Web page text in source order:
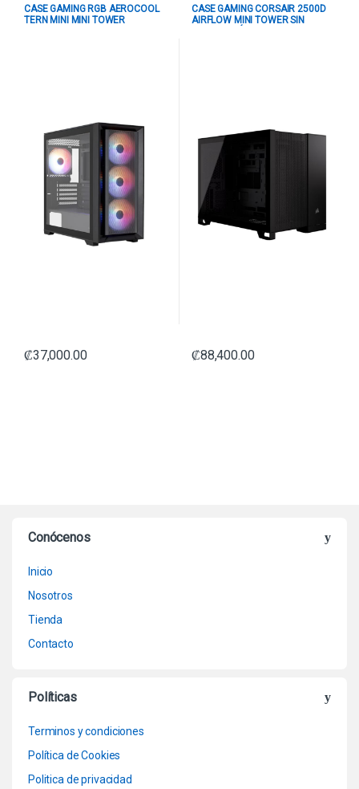
CASE GAMING RGB AEROCOOL
TERN MINI MINI TOWER
₡37,000.00
CASE GAMING CORSAIR 2500D
AIRFLOW MINI TOWER SIN
₡88,400.00
Conócenos
Inicio
Nosotros
Tienda
Contacto
Políticas
Terminos y condiciones
Política de Cookies
Politica de privacidad